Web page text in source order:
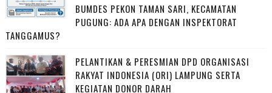
BUMDES PEKON TAMAN SARI, KECAMATAN
PUGUNG: ADA APA DENGAN INSPEKTORAT
TANGGAMUS?
PELANTIKAN & PERESMIAN DPD ORGANISASI
RAKYAT INDONESIA (ORI) LAMPUNG SERTA
KEGIATAN DONOR DARAH